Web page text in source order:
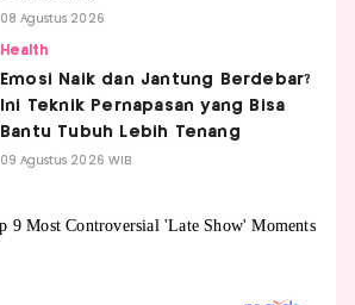
08 Agustus 2026
Health
Emosi Naik dan Jantung Berdebar?
Ini Teknik Pernapasan yang Bisa
Bantu Tubuh Lebih Tenang
09 Agustus 2026 WIB